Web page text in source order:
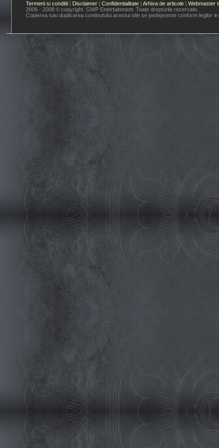
Termeni si conditii | Disclaimer | Confidentialitate | Arhiva de articole | Webmaster
2006 - 2008 © copyright GWP Entertainment. Toate drepturile rezervate.
Copierea sau duplicarea continutului acestui site se pedepseste conform legilor